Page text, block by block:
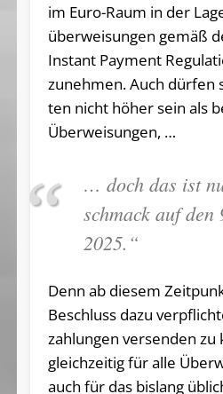
im Eu­ro-Raum in der
über­wei­sun­gen ge­mäß
In­stant Pay­ment
zu­neh­men. Auch dür­fen
ten nicht hö­her sein als
Über­wei­sun­gen, …
… doch das ist
schmack auf
2025.“
Denn ab die­sem
Be­schluss da­zu
zah­lun­gen ver­sen­den zu
gleich­zei­tig für al­le
auch für das bis­lang